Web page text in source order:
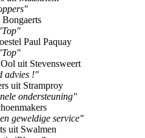
Paul Paquay
uit Stevensweert
advies !"
uit Stramproy
ondersteuning"
geweldige service"
uit Swalmen